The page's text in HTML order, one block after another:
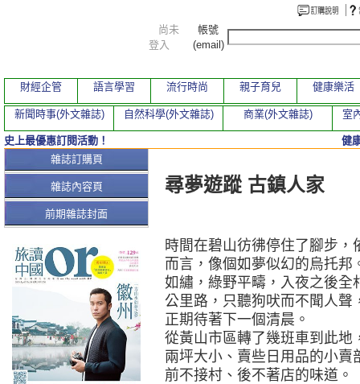
本期文章
尋夢遊蹤 古鎮人家
時間在碧山彷彿停住了腳步
而言，像個如夢似幻的烏托
如繡，綠野平疇，入夜之後全
公里路，只聽狗吠而不聞人
正期待著下一個清晨。
從黃山市區轉了幾班車到此地
兩坪大小、賣些日用品的小
前不接村、後不著店的味道。
雜誌訂購頁
雜誌內容頁
前期雜誌封面
尚未
登入
帳號
(email)
財經企管 語言學習 流行時尚 親子育兒 健康樂活
新聞時事(外文雜誌) 自然科學(外文雜誌) 商業(外文雜誌) 室
史上最優惠訂閱活動！ 健